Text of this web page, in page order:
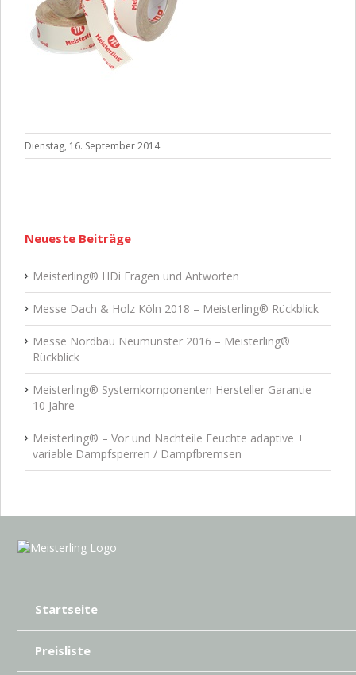
Dienstag, 16. September 2014
Neueste Beiträge
Meisterling® HDi Fragen und Antworten
Messe Dach & Holz Köln 2018 – Meisterling® Rückblick
Messe Nordbau Neumünster 2016 – Meisterling®
Rückblick
Meisterling® Systemkomponenten Hersteller Garantie
10 Jahre
Meisterling® – Vor und Nachteile Feuchte adaptive +
variable Dampfsperren / Dampfbremsen
Startseite
Preisliste